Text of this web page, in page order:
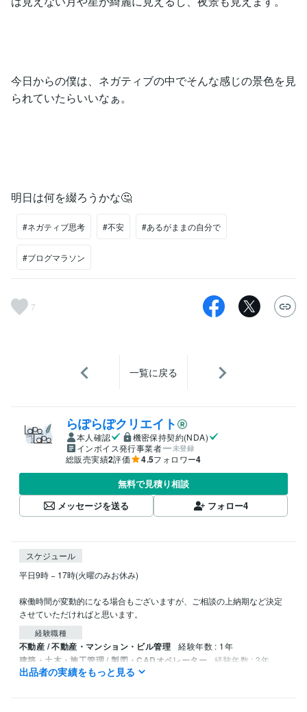
今日からの僕は、ネガティブの中でそんな感じの景色を見
られていたらいいなぁ。
明日は何を綴ろうかな🤔
#ネガティブ思考 #不安 #あるがままの自分で
#ブログマラソン
7
一覧に戻る
らぽらぽクリエイト
本人確認
機密保持契約(NDA)
インボイス発行事業者
未登録
総販売実績2評価 4.5フォロワー4
無料で見積り相談
メッセージを送る
フォロー4
スケジュール
平日9時 − 17時(火曜のみお休み)
稼働時間が変動的になる場合もございますが、ご相談の上納期など決定
させていただければと思います。
経験職種
不動産 / 不動産・マンション・ビル管理 経験年数 : 1年
建築・土木・施工管理 / 製図・CADオペレーター 経験年数 : 3年
ライフスタイル・その他 / その他
職歴
出品者の実績をもっと見る